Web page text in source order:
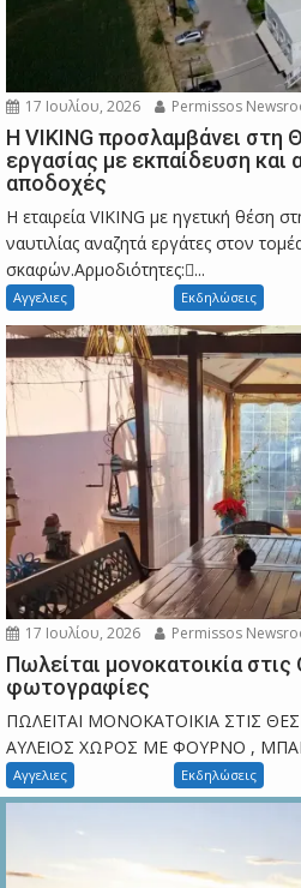
17 Ιουλίου, 2026 Permissos
Η VIKING προσλαμβάνει στη
εργασίας με εκπαίδευση και
αποδοχές
Η εταιρεία VIKING με ηγετική θέση
ναυτιλίας αναζητά εργάτες στον
σκαφών.Αρμοδιότητες:...
Αγγελιες Εκδηλώσεις
17 Ιουλίου, 2026 Permissos
Πωλείται μονοκατοικία
φωτογραφίες
ΠΩΛΕΙΤΑΙ ΜΟΝΟΚΑΤΟΙΚΙΑ ΣΤΙΣ
ΑΥΛΕΙΟΣ ΧΩΡΟΣ ΜΕ ΦΟΥΡΝΟ ,
Αγγελιες Εκδηλώσεις